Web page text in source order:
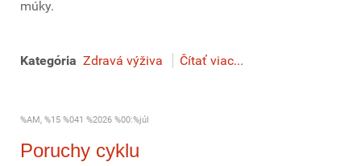
múky.
Kategória Zdravá výživa Čítať viac...
%AM, %15 %041 %2026 %00:%júl
Poruchy cyklu